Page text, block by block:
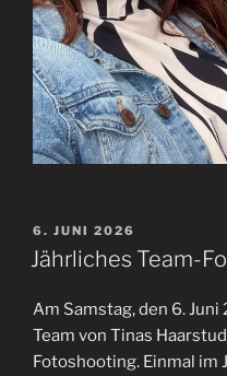
VERÖFFENTLICHT
AM
6. JUNI 2026
Jährliches Team-
Am Samstag, den 6.
Team von Tinas
Fotoshooting. Einmal im